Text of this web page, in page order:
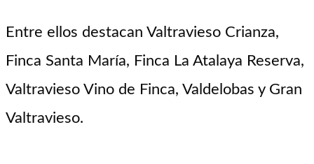
Entre ellos destacan Valtravieso Crianza,
Finca Santa María, Finca La Atalaya Reserva,
Valtravieso Vino de Finca, Valdelobas y Gran
Valtravieso.